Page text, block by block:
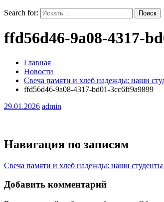
Search for:
ffd56d46-9a08-4317-
Главная
Новости
Свеча памяти и хлеб надежды: наши
ffd56d46-9a08-4317-bd01-3cc6ff9a9899
29.01.2026 admin
Навигация по записям
Свеча памяти и хлеб надежды: наши
Добавить комментарий